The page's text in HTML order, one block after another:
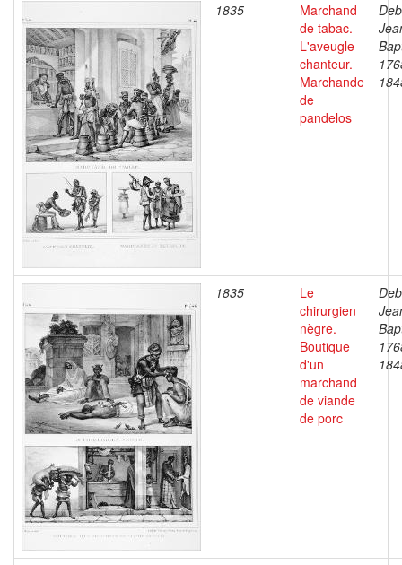
1835
Marchand
de tabac.
L'aveugle
chanteur.
Marchande
de
pandelos
1835
Le
chirurgien
nègre.
Boutique
d'un
marchand
de viande
de porc